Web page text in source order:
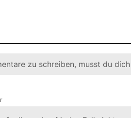
zu schreiben, musst du dich